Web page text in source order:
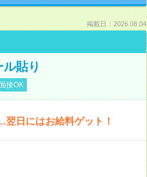
掲載日：2026.08.04
貼り
接OK
日にはお給料ゲット！